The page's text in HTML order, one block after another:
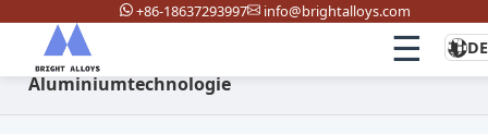
+86-18637293997 info@brightalloys.com
☰ DE
Startseite
Aluminiumtechnologie